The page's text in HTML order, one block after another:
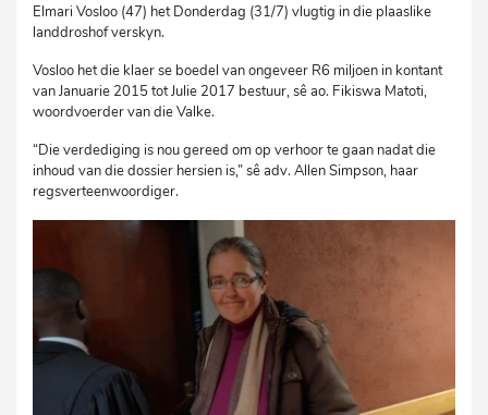
Elmari Vosloo (47) het Donderdag (31/7) vlugtig in die plaaslike
landdroshof verskyn.
Vosloo het die klaer se boedel van ongeveer R6 miljoen in kontant
van Januarie 2015 tot Julie 2017 bestuur, sê ao. Fikiswa Matoti,
woordvoerder van die Valke.
“Die verdediging is nou gereed om op verhoor te gaan nadat die
inhoud van die dossier hersien is,” sê adv. Allen Simpson, haar
regsverteenwoordiger.